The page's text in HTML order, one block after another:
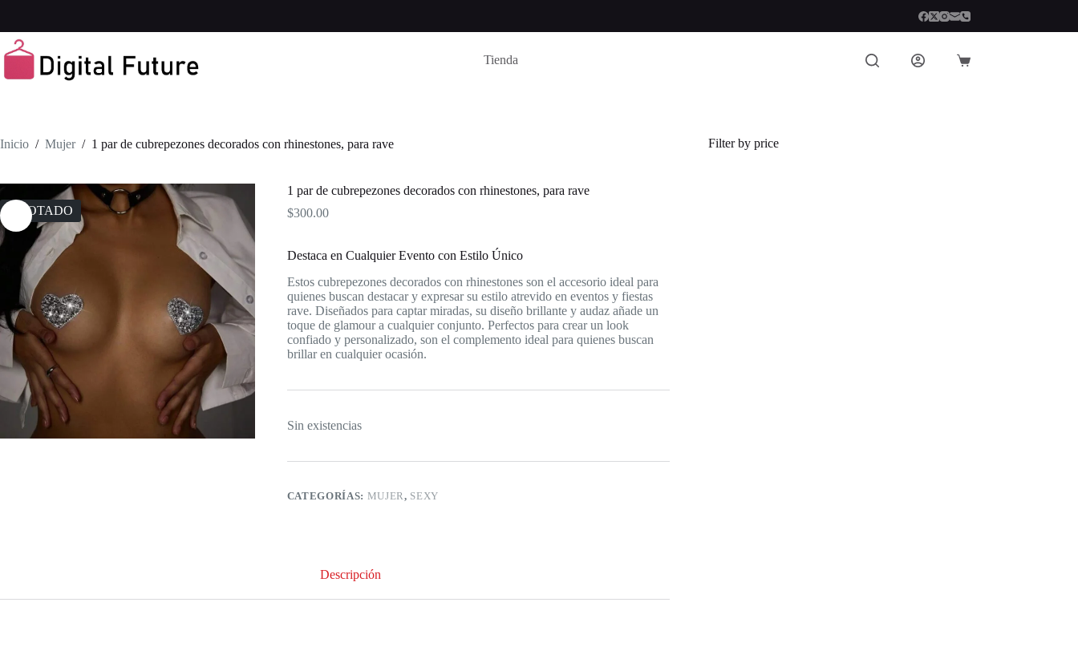
contenido
Tienda
Carro
Inicio / Mujer / 1 par de cubrepezones decorados con rhinestones, para rave
AGOTADO
1 par de cubrepezones decorados con rhinestones, para rave
$300.00
Destaca en Cualquier Evento con Estilo Único
Estos cubrepezones decorados con rhinestones son el accesorio ideal para
quienes buscan destacar y expresar su estilo atrevido en eventos y fiestas
rave. Diseñados para captar miradas, su diseño brillante y audaz añade un
toque de glamour a cualquier conjunto. Perfectos para crear un look
confiado y personalizado, son el complemento ideal para quienes buscan
brillar en cualquier ocasión.
Sin existencias
CATEGORÍAS: MUJER, SEXY
Descripción
Filter by price